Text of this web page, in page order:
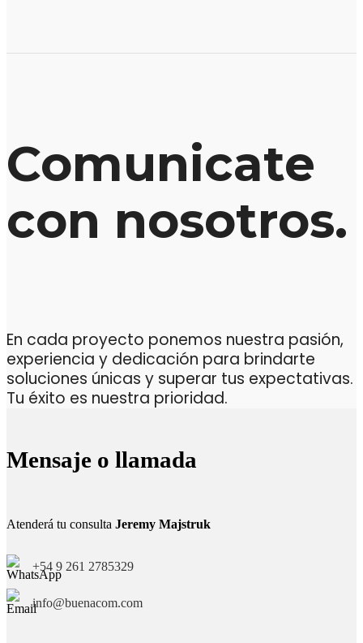
Comunicate
con nosotros.
En cada proyecto ponemos nuestra pasión,
experiencia y dedicación para brindarte
soluciones únicas y superar tus expectativas.
Tu éxito es nuestra prioridad.
Mensaje o llamada
Atenderá tu consulta Jeremy Majstruk
+54 9 261 2785329
info@buenacom.com